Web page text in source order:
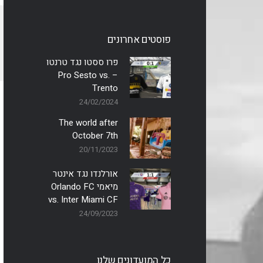
פוסטים אחרונים
פרו ססטו נגד טרנטו
– Pro Sesto vs.
Trento
24/02/2024
The world after
October 7th
20/11/2023
אורלנדו נגד אינטר
מיאמי Orlando FC
vs. Inter Miami CF
24/09/2023